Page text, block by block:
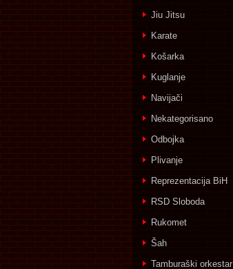
Jiu Jitsu
Karate
Košarka
Kuglanje
Navijači
Nekategorisano
Odbojka
Plivanje
Reprezentacija BiH
RSD Sloboda
Rukomet
Šah
Tamburaški orkestar